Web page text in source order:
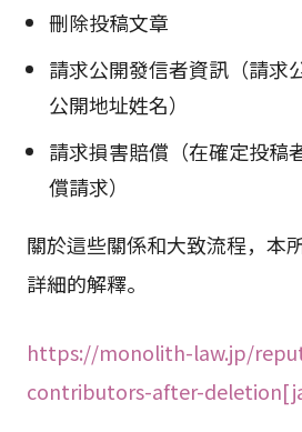
刪除投稿文章
請求公開發信者資訊（請求
公開地址姓名）
請求損害賠償（在確定投稿
償請求）
關於這些關係和大致流程，本
詳細的解釋。
https://monolith-law.jp/
contributors-after-